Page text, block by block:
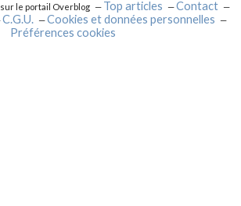
sur le portail Overblog Top articles
Contact
C.G.U.
Cookies et données personnelles
Préférences cookies